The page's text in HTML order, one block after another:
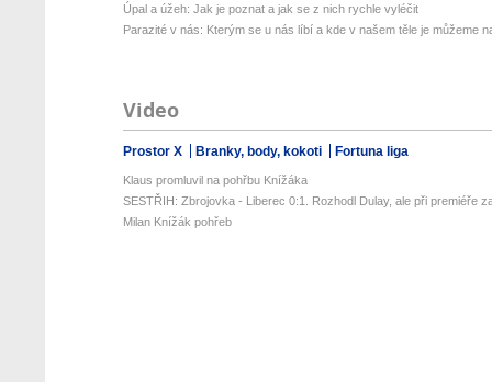
Úpal a úžeh: Jak je poznat a jak se z nich rychle vyléčit
Parazité v nás: Kterým se u nás líbí a kde v našem těle je můžeme
Video
Prostor X Branky, body, kokoti Fortuna liga
Klaus promluvil na pohřbu Knížáka
SESTŘIH: Zbrojovka - Liberec 0:1. Rozhodl Dulay, ale při premiéře
Milan Knížák pohřeb